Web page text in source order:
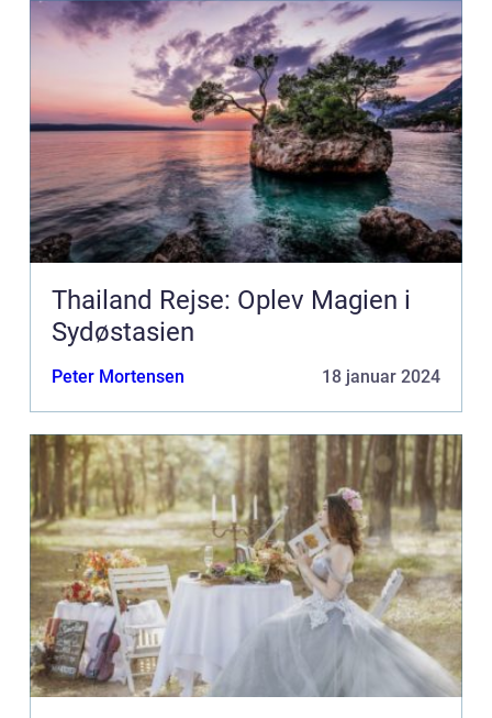
Thailand Rejse: Oplev Magien i
Sydøstasien
Peter Mortensen 18 januar 2024